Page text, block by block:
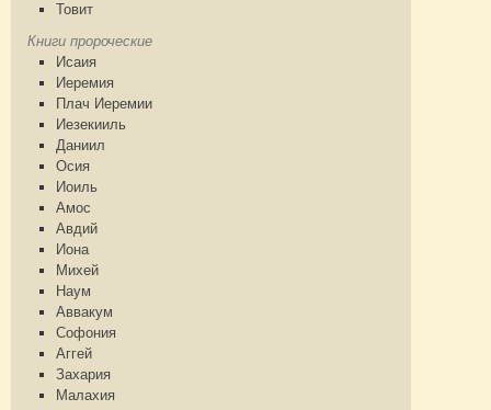
Товит
Книги пророческие
Исаия
Иеремия
Плач Иеремии
Иезекииль
Даниил
Осия
Иоиль
Амос
Авдий
Иона
Михей
Наум
Аввакум
Софония
Аггей
Захария
Малахия